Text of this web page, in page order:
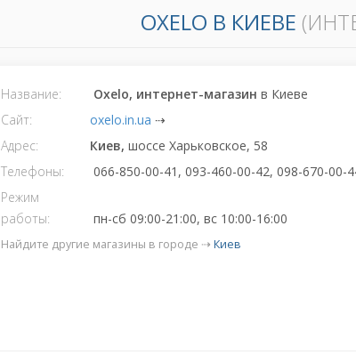
ОXELO В КИЕВЕ
Название: Оxelo, интернет-магазин в Киеве
Сайт:
oxelo.in.ua ⇢
Адрес:
Киев,шоссе Харьковское, 58
Телефоны:
066-850-00-41, 093-460-00-42, 098-670-00-
Режим
работы:
пн-сб 09:00-21:00, вс 10:00-16:00
Найдите другие магазины в городе ⇢Киев